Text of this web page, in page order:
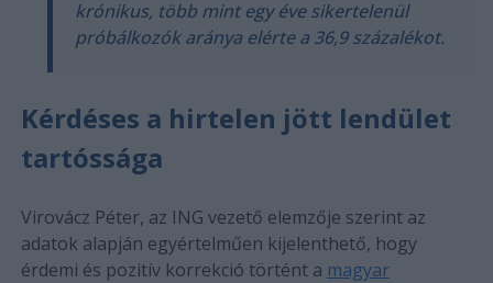
krónikus, több mint egy éve sikertelenül
próbálkozók aránya elérte a 36,9 százalékot.
Kérdéses a hirtelen jött lendület
tartóssága
Virovácz Péter, az ING vezető elemzője szerint az
adatok alapján egyértelműen kijelenthető, hogy
érdemi és pozitív korrekció történt a magyar